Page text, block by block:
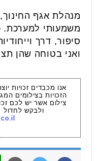
מנהלת אגף החינוך,
משמעותי למערכת.
סיפור, דרך
ואני בטוחה שהן
אנו מכבדים זכויות
הזכויות בצילומים
צילום אשר יש לכם
ולבקש לחדול